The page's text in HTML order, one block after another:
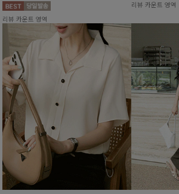
리뷰 카운트 영역
리뷰 카운트 영역